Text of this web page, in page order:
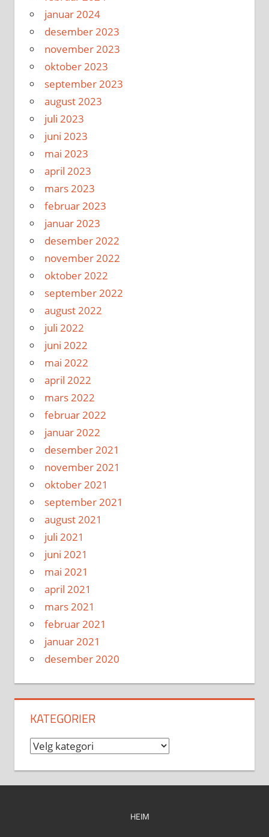
januar 2024
desember 2023
november 2023
oktober 2023
september 2023
august 2023
juli 2023
juni 2023
mai 2023
april 2023
mars 2023
februar 2023
januar 2023
desember 2022
november 2022
oktober 2022
september 2022
august 2022
juli 2022
juni 2022
mai 2022
april 2022
mars 2022
februar 2022
januar 2022
desember 2021
november 2021
oktober 2021
september 2021
august 2021
juli 2021
juni 2021
mai 2021
april 2021
mars 2021
februar 2021
januar 2021
desember 2020
KATEGORIER
Kategorier
HEIM